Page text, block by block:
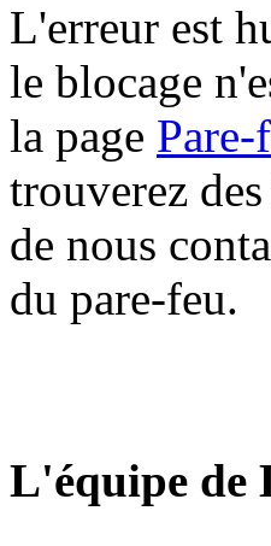
L'erreur est
le blocage
la page
trouverez
de nous
du pare-feu.
L'équipe de